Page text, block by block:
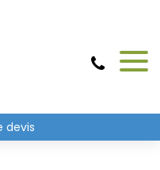
devis